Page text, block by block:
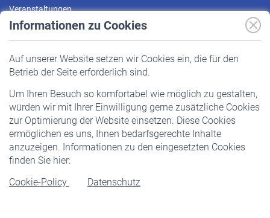
Informationen zu Cookies
Auf unserer Website setzen wir Cookies ein, die für den
Betrieb der Seite erforderlich sind.
Um Ihren Besuch so komfortabel wie möglich zu gestalten,
würden wir mit Ihrer Einwilligung gerne zusätzliche Cookies
zur Optimierung der Website einsetzen. Diese Cookies
ermöglichen es uns, Ihnen bedarfsgerechte Inhalte
anzuzeigen. Informationen zu den eingesetzten Cookies
finden Sie hier:
Cookie-Policy
Datenschutz
Veranstaltungen
Pflichtversicherung
Staatliche Förderung
Veranstaltungen
Rentner
Rentenbeginn
Rente beantragen